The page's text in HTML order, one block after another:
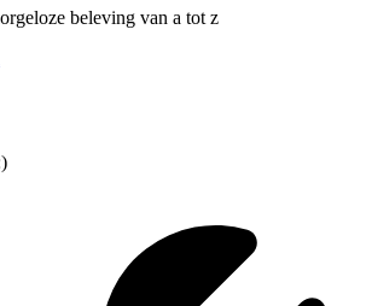
beleving van a tot z